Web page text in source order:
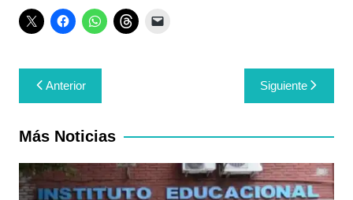
Navegación
de
entradas
Anterior Siguiente
Más Noticias